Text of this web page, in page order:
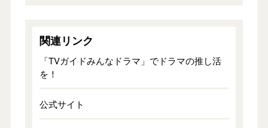
関連リンク
「TVガイドみんなドラマ」でドラマの推し活
を！
公式サイト